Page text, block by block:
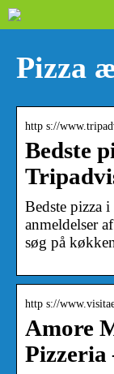
Pizza
http s://
Bedste
Bedste pizza
anmeldelser
søg på
http s://
Amore